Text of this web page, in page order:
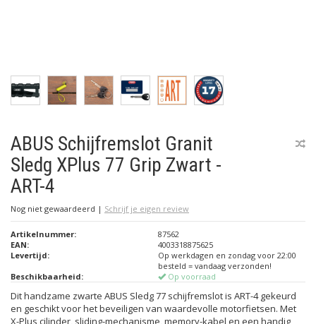
ABUS Schijfremslot Granit
Sledg XPlus 77 Grip Zwart -
ART-4
Nog niet gewaardeerd | Schrijf je eigen review
Artikelnummer:
87562
EAN:
4003318875625
Levertijd:
Op werkdagen en zondag voor 22:00
besteld = vandaag verzonden!
Beschikbaarheid:
Op voorraad
Dit handzame zwarte ABUS Sledg 77 schijfremslot is ART-4 gekeurd
en geschikt voor het beveiligen van waardevolle motorfietsen. Met
X-Plus cilinder, sliding-mechanisme, memory-kabel en een handig